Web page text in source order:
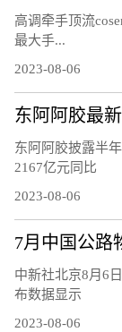
高调牵手顶流
最大手...
2023-08-06
东阿阿胶披露半
2167亿元同比
2023-08-06
中新社北京8月6
布数据显示
2023-08-06